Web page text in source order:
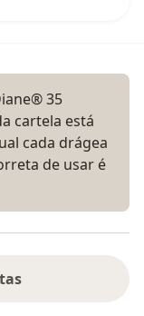
35
cartela está
cada drágea
de usar é